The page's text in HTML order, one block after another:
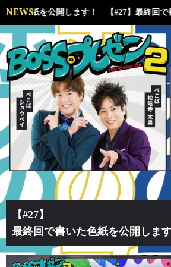
NEWS
た色紙を公開します！ 【#27】最終回で
【#27】
最終回で書いた色紙を公開しま